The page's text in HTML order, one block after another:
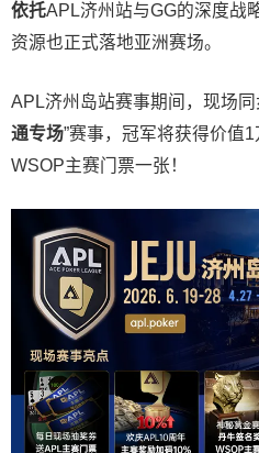
依托APL济州站与GG的深度战
资源也正式落地亚洲赛场。
APL济州岛站赛事期间，现场同
通专场”赛事，冠军将获得价值
WSOP主赛门票一张！